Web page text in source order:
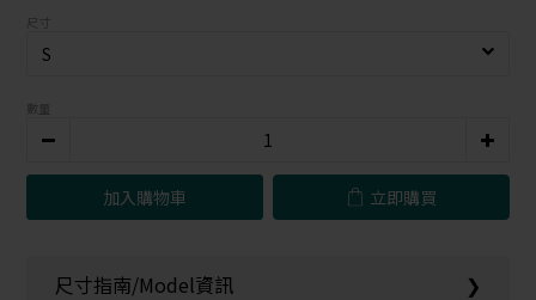
尺寸
數量
加入購物車 立即購買
尺寸指南/Model資訊 ❯